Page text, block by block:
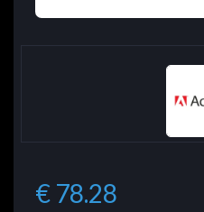
€ 78.28